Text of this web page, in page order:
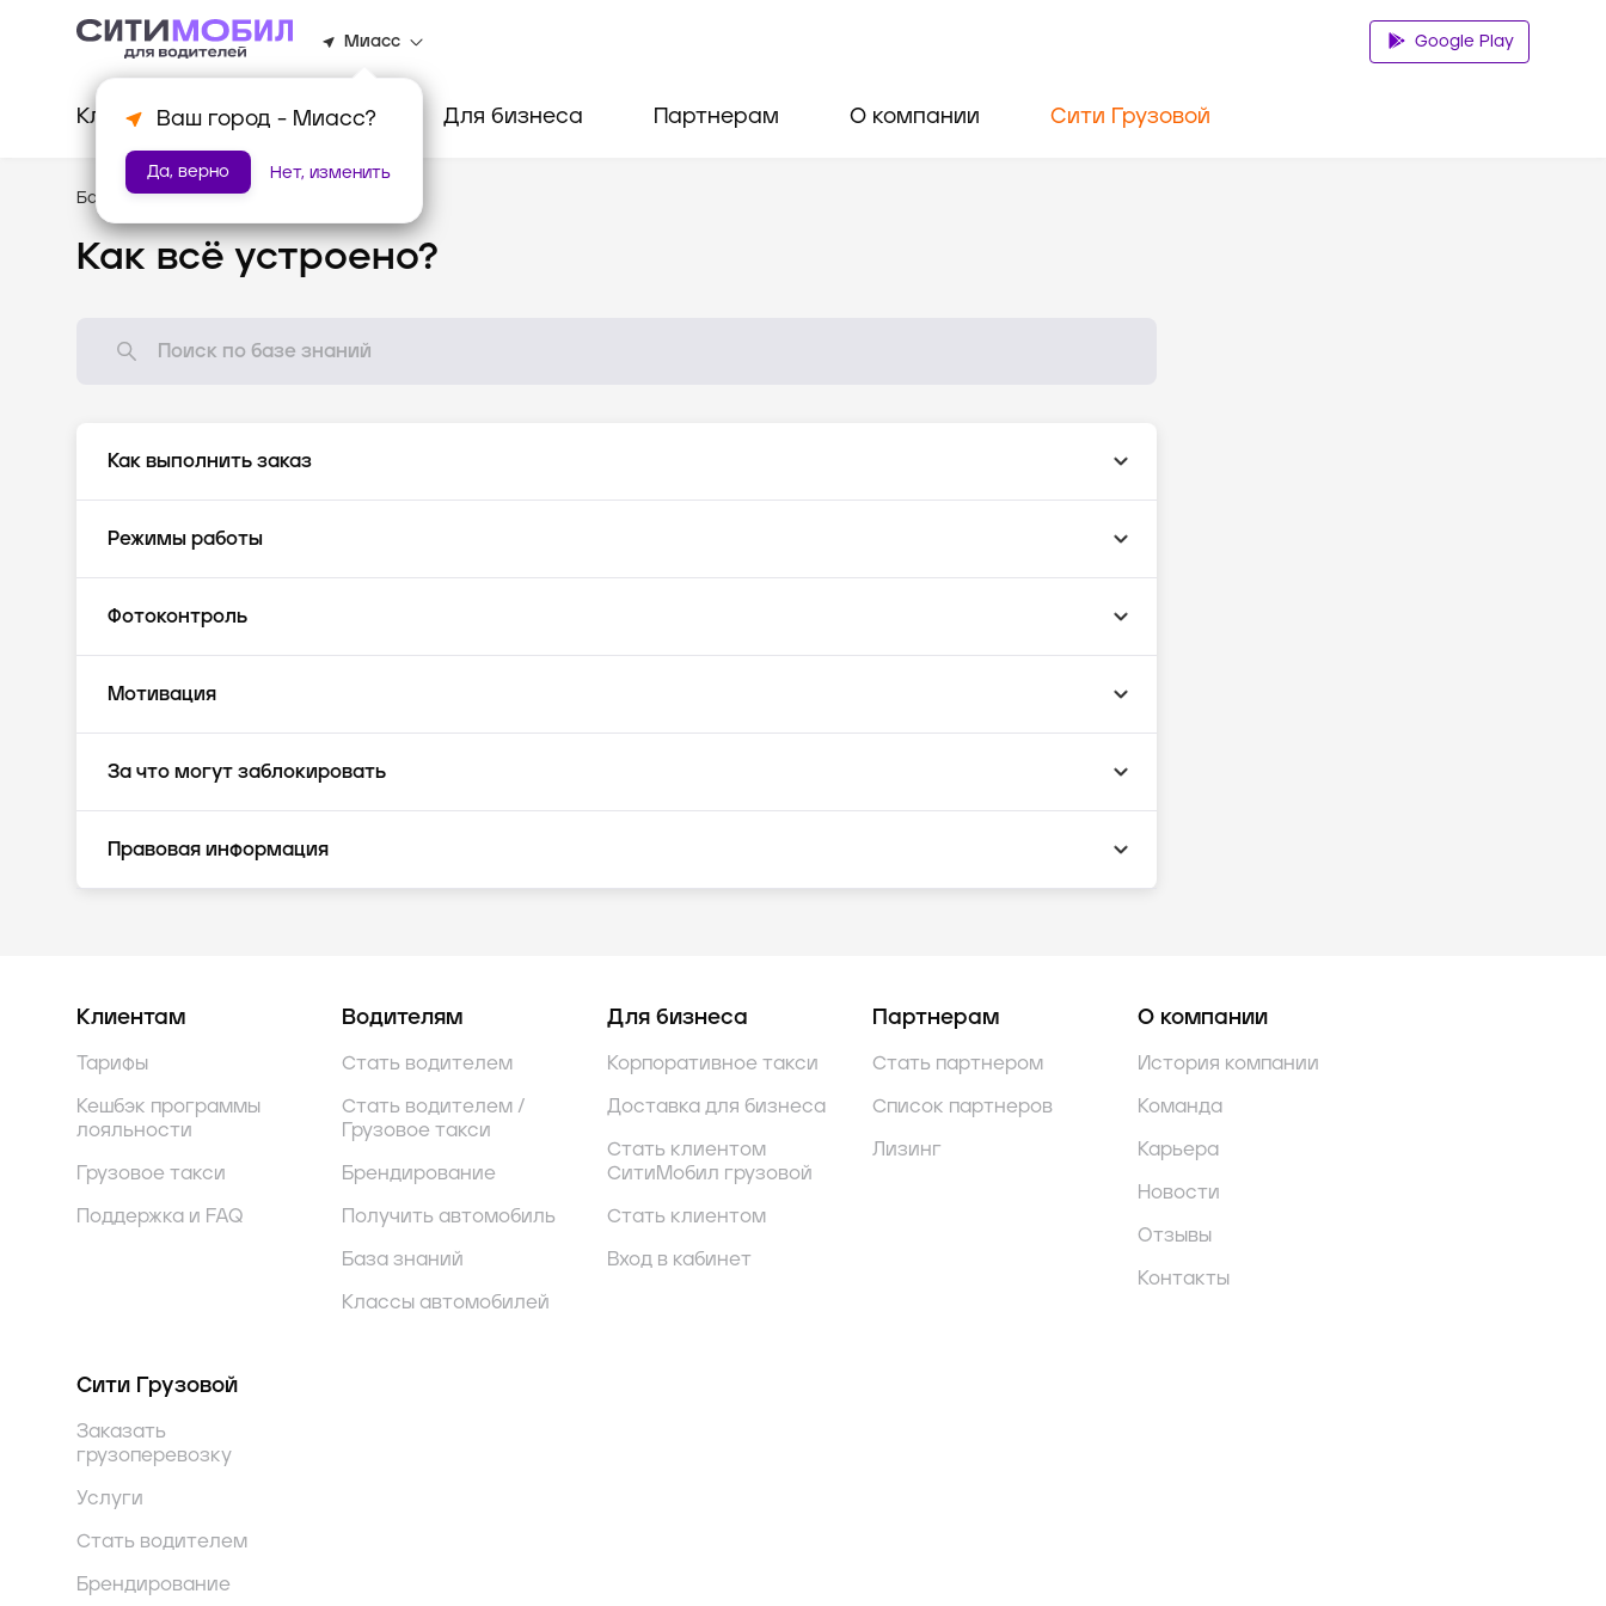
Миасс
Ваш город - Миасс?
Да, верно Нет, изменить
Google Play
Клиентам Водителям Для бизнеса Партнерам О компании Сити Грузовой
База знаний /Как всё устроено?
Как всё устроено?
Как выполнить заказ
Режимы работы
Фотоконтроль
Мотивация
За что могут заблокировать
Правовая информация
Клиентам
Тарифы
Кешбэк программы
лояльности
Грузовое такси
Поддержка и FAQ
Водителям
Стать водителем
Стать водителем /
Грузовое такси
Брендирование
Получить автомобиль
База знаний
Классы автомобилей
Для бизнеса
Корпоративное такси
Доставка для бизнеса
Стать клиентом
СитиМобил грузовой
Стать клиентом
Вход в кабинет
Партнерам
Стать партнером
Список партнеров
Лизинг
О компании
История компании
Команда
Карьера
Новости
Отзывы
Контакты
Сити Грузовой
Заказать
грузоперевозку
Услуги
Стать водителем
Брендирование